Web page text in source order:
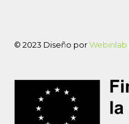
© 2023 Diseño porWebinlab